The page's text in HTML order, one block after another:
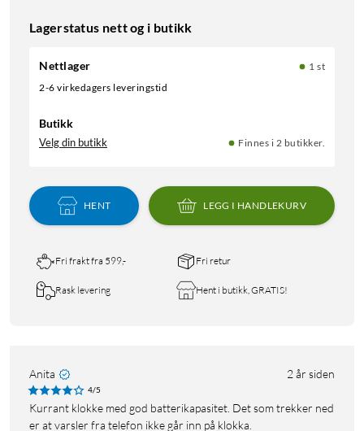
Lagerstatus nett og i butikk
Nettlager
1 st
2-6 virkedagers leveringstid
Butikk
Velg din butikk Finnes i 2 butikker.
HENT LEGG I HANDLEKURV
Fri frakt fra 599,- Fri retur
Rask levering Hent i butikk, GRATIS!
Anita 2 år siden
4/5
Kurrant klokke med god batterikapasitet. Det som trekker ned
er at varsler fra telefon ikke går inn på klokka.